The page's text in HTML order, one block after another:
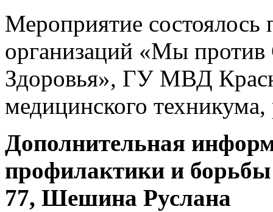
Мероприятие
организаций «Мы
Здоровья», ГУ МВД
медицинского
Дополнительная
профилактики и
77, Шешина Руслана